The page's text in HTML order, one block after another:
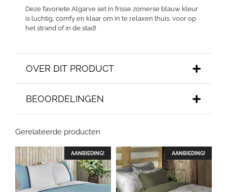
Deze favoriete Algarve set in frisse zomerse blauw kleur
is luchtig, comfy en klaar om in te relaxen thuis, voor op
het strand of in de stad!
OVER DIT PRODUCT
BEOORDELINGEN
Gerelateerde producten
AANBIEDING! AANBIEDING!